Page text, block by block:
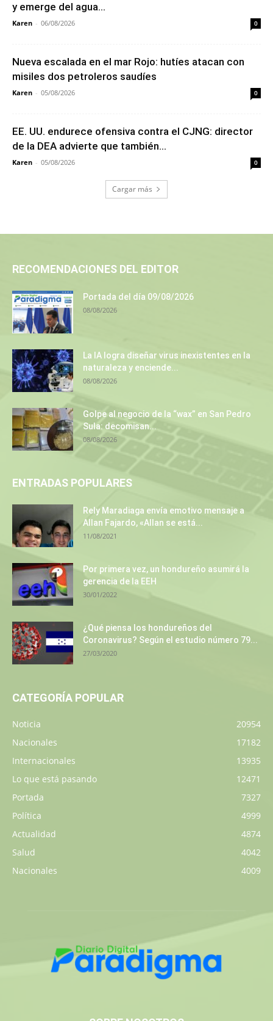
y emerge del agua...
Karen - 06/08/2026 0
Nueva escalada en el mar Rojo: hutíes atacan con
misiles dos petroleros saudíes
Karen - 05/08/2026 0
EE. UU. endurece ofensiva contra el CJNG: director
de la DEA advierte que también...
Karen - 05/08/2026 0
Cargar más
RECOMENDACIONES DEL EDITOR
Portada del día 09/08/2026
08/08/2026
La IA logra diseñar virus inexistentes en la
naturaleza y enciende...
08/08/2026
Golpe al negocio de la “wax” en San Pedro
Sula: decomisan...
08/08/2026
ENTRADAS POPULARES
Rely Maradiaga envía emotivo mensaje a
Allan Fajardo, «Allan se está...
11/08/2021
Por primera vez, un hondureño asumirá la
gerencia de la EEH
30/01/2022
¿Qué piensa los hondureños del
Coronavirus? Según el estudio número 79...
27/03/2020
CATEGORÍA POPULAR
Noticia
20954
Nacionales
17182
Internacionales
13935
Lo que está pasando
12471
Portada
7327
Política
4999
Actualidad
4874
Salud
4042
Nacionales
4009